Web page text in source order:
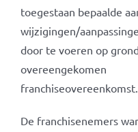
toegestaan bepaalde
wijzigingen/
door te voeren op
overeengekomen
franchiseovereenkomst.
De franchisenemers